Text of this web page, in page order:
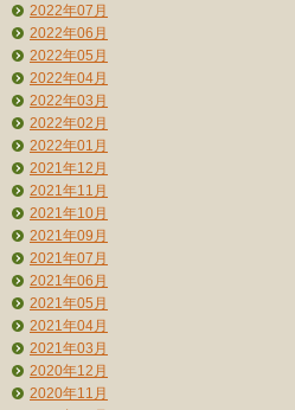
2022年07月
2022年06月
2022年05月
2022年04月
2022年03月
2022年02月
2022年01月
2021年12月
2021年11月
2021年10月
2021年09月
2021年07月
2021年06月
2021年05月
2021年04月
2021年03月
2020年12月
2020年11月